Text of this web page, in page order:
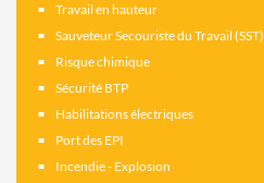
Travail en hauteur
Sauveteur Secouriste du Travail (SST)
Risque chimique
Sécurité BTP
Habilitations électriques
Port des EPI
Incendie - Explosion